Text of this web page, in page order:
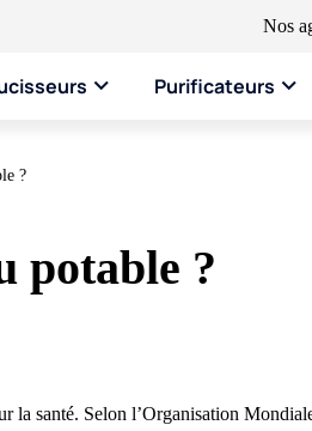
Nos
Purificateurs
?
potable ?
la santé. Selon l’Organisation